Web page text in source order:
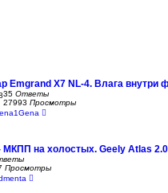
Emgrand X7 NL-4. Влага внутри
35 Ответы
27993 Просмотры
МКПП на холостых. Geely Atlas
Просмотры